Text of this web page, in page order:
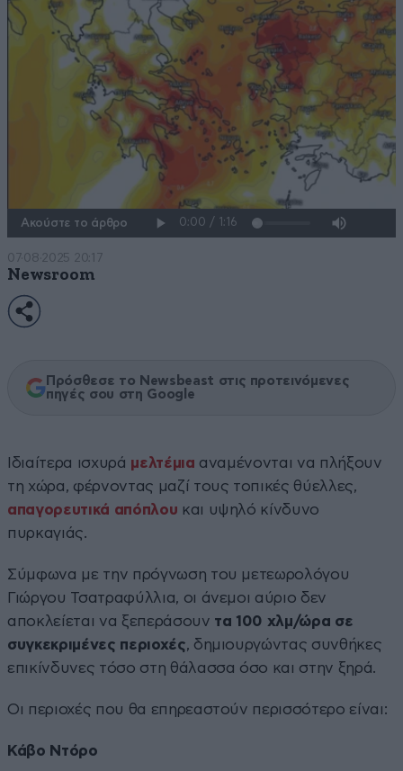
Ακούστε το άρθρο
07·08·2025 20:17
Newsroom
Πρόσθεσε το Newsbeast στις προτεινόμενες
πηγές σου στη Google
Ιδιαίτερα ισχυρά μελτέμια αναμένονται να πλήξουν
τη χώρα, φέρνοντας μαζί τους τοπικές θύελλες,
απαγορευτικά απόπλου και υψηλό κίνδυνο
πυρκαγιάς.
Σύμφωνα με την πρόγνωση του μετεωρολόγου
Γιώργου Τσατραφύλλια, οι άνεμοι αύριο δεν
αποκλείεται να ξεπεράσουν τα 100 χλμ/ώρα σε
συγκεκριμένες περιοχές, δημιουργώντας συνθήκες
επικίνδυνες τόσο στη θάλασσα όσο και στην ξηρά.
Οι περιοχές που θα επηρεαστούν περισσότερο είναι:
Κάβο Ντόρο